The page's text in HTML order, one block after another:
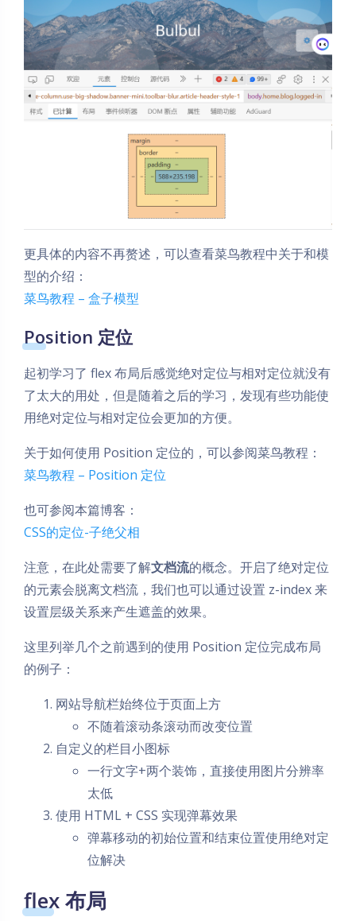
更具体的内容不再赘述，可以查看菜鸟教程中关于和模
型的介绍：
菜鸟教程 – 盒子模型
Position 定位
起初学习了 flex 布局后感觉绝对定位与相对定位就没有
了太大的用处，但是随着之后的学习，发现有些功能使
用绝对定位与相对定位会更加的方便。
关于如何使用 Position 定位的，可以参阅菜鸟教程：
菜鸟教程 – Position 定位
也可参阅本篇博客：
CSS的定位-子绝父相
注意，在此处需要了解文档流的概念。开启了绝对定位
的元素会脱离文档流，我们也可以通过设置 z-index 来
设置层级关系来产生遮盖的效果。
这里列举几个之前遇到的使用 Position 定位完成布局
的例子：
网站导航栏始终位于页面上方
不随着滚动条滚动而改变位置
自定义的栏目小图标
一行文字+两个装饰，直接使用图片分辨率
太低
使用 HTML + CSS 实现弹幕效果
弹幕移动的初始位置和结束位置使用绝对定
位解决
flex 布局